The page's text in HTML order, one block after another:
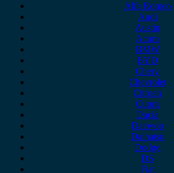
Alfa Romeo
Audi
Austin
Acura
BMW
BYD
Chery
Chevrolet
Citroen
Cupra
Dacia
Daewoo
Daihatsu
Dodge
DS
Fiat